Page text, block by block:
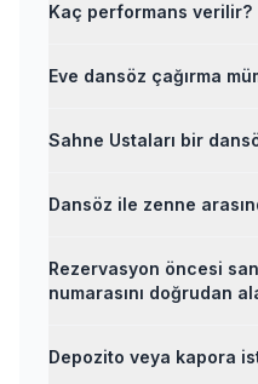
Kaç performans verilir?
Eve dansöz çağırma
Sahne Ustaları bir
Dansöz ile zenne
Rezervasyon öncesi
numarasını doğrudan
Depozito veya kapora